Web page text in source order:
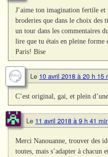
J’aime ton imagination fertile et
broderies que dans le choix des
un tour dans les commentaires
lire que tu étais en pleine forme
Paris! Bise
Le 10 avril 2018 à 20 h 15
C’est original, gai, et plein
Le 11 avril 2018 à 9 h 41
Merci Nanouanne, trouver des
toutes, mais s’adapter à chacun